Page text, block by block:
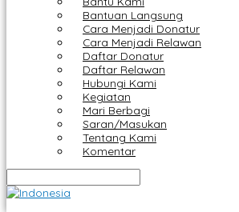
Bantuan Langsung
Cara Menjadi Donatur
Cara Menjadi Relawan
Daftar Donatur
Daftar Relawan
Hubungi Kami
Kegiatan
Mari Berbagi
Saran/Masukan
Tentang Kami
Komentar